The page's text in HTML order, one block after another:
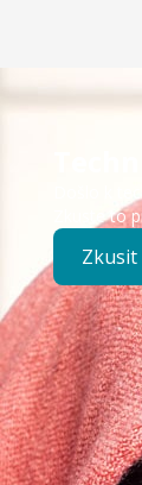
Došlo k
Zkuste to
Zkusit